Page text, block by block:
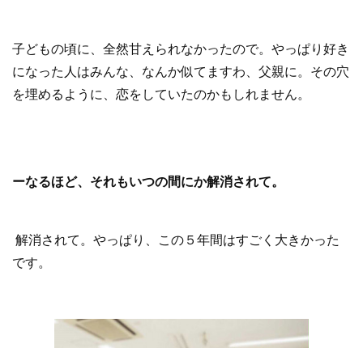
子どもの頃に、全然甘えられなかったので。やっぱり好き
になった人はみんな、なんか似てますわ、父親に。その穴
を埋めるように、恋をしていたのかもしれません。
ーなるほど、それもいつの間にか解消されて。
解消されて。やっぱり、この５年間はすごく大きかった
です。